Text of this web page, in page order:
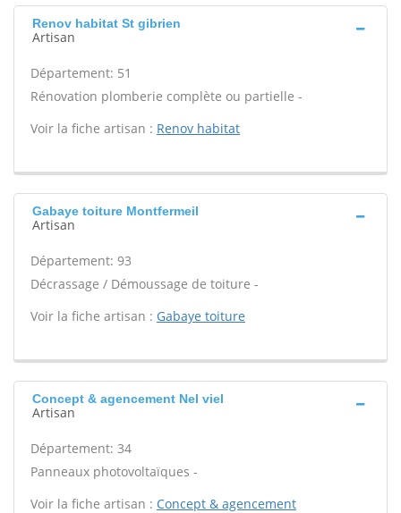
Renov habitat St gibrien
Artisan
Département: 51
Rénovation plomberie complète ou partielle -
Voir la fiche artisan : Renov habitat
Gabaye toiture Montfermeil
Artisan
Département: 93
Décrassage / Démoussage de toiture -
Voir la fiche artisan : Gabaye toiture
Concept & agencement Nel viel
Artisan
Département: 34
Panneaux photovoltaïques -
Voir la fiche artisan : Concept & agencement